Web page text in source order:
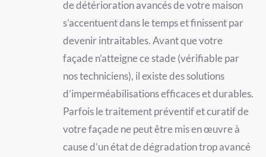
de détérioration avancés de votre maison
s’accentuent dans le temps et finissent par
devenir intraitables. Avant que votre
façade n’atteigne ce stade (vérifiable par
nos techniciens), il existe des solutions
d’imperméabilisations efficaces et durables.
Parfois le traitement préventif et curatif de
votre façade ne peut être mis en œuvre à
cause d’un état de dégradation trop avancé